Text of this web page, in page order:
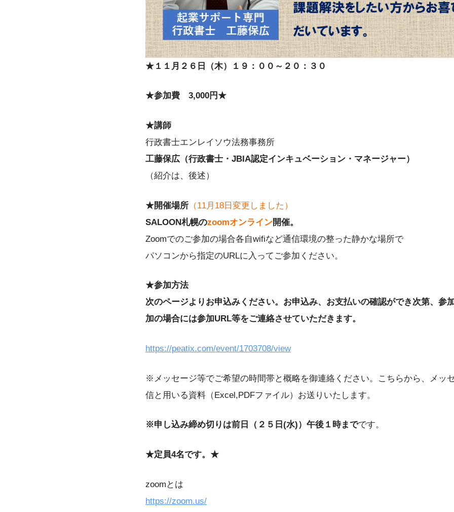
★１１月２６日（木）１９：００～２０：３０
★参加費 3,000円★
★講師
行政書士エンレイソウ法務事務所
工藤保広（行政書士・JBIA認定インキュベーション・マネージャー）
（紹介は、後述）
★開催場所 （11月18日変更しました）
SALOON札幌のzoomオンライン開催。
Zoomでのご参加の場合各自wifiなど通信環境の整った静かな場所で
パソコンから指定のURLに入ってご参加ください。
★参加方法
次のページよりお申込みください。お申込み、お支払いの確認ができ次第、参
加の場合には参加URL等をご連絡させていただきます。
https://peatix.com/event/1703708/view
※メッセージ等でご希望の時間帯と概略を御連絡ください。こちらから、メッ
信と用いる資料（Excel,PDFファイル）お送りいたします。
※申し込み締め切りは前日（２５日(水)）午後１時までです。
★定員4名です。★
zoomとは
https://zoom.us/